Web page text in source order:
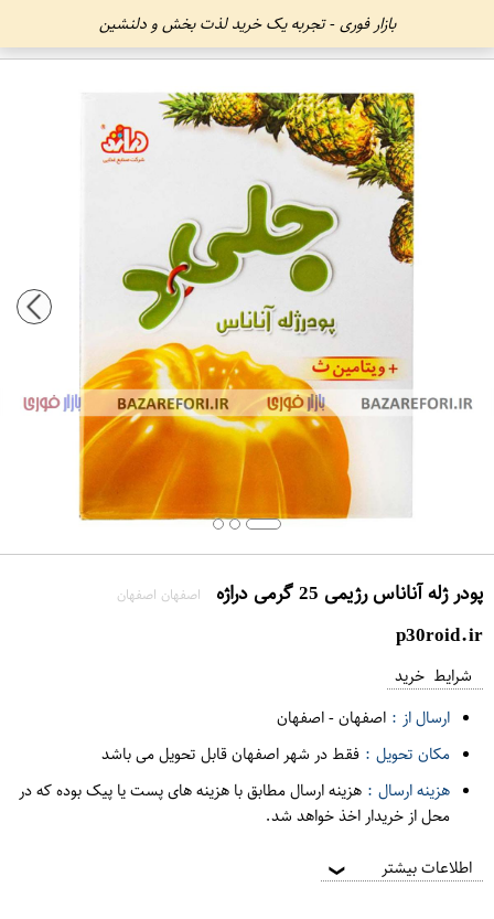
بازار فوری - تجربه یک خرید لذت بخش و دلنشین
پودر ژله آناناس رژیمی 25 گرمی دراژه اصفهان اصفهان
p30roid.ir
شرایط خرید
ارسال از : اصفهان-اصفهان
مکان تحویل : فقط در شهر اصفهان قابل تحویل می باشد
هزینه ارسال : هزینه ارسال مطابق با هزینه های پست یا پیک بوده که در
محل از خریدار اخذ خواهد شد.
اطلاعات بیشتر ❯